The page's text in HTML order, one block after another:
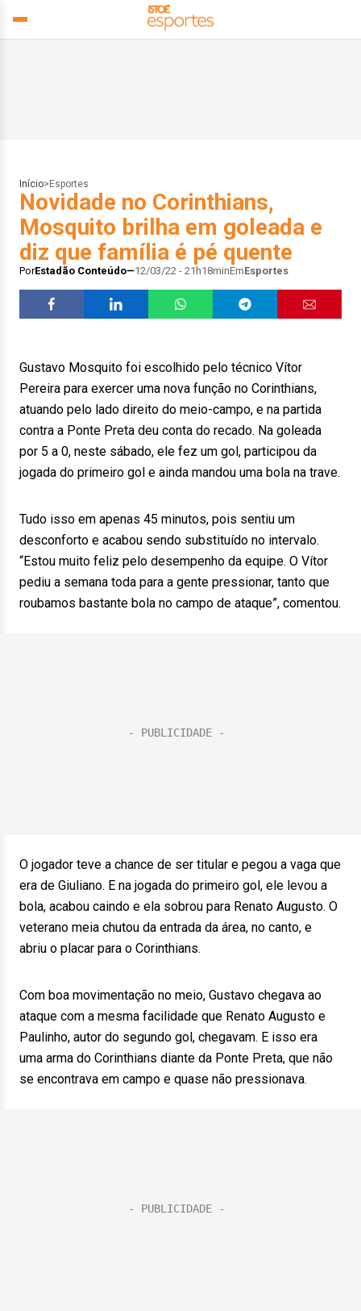
Início> Esportes
Novidade no Corinthians,
Mosquito brilha em goleada e
diz que família é pé quente
PorEstadão Conteúdo 12/03/22 - 21h18minEmEsportes
Gustavo Mosquito foi escolhido pelo técnico Vítor
Pereira para exercer uma nova função no Corinthians,
atuando pelo lado direito do meio-campo, e na partida
contra a Ponte Preta deu conta do recado. Na goleada
por 5 a 0, neste sábado, ele fez um gol, participou da
jogada do primeiro gol e ainda mandou uma bola na trave.
Tudo isso em apenas 45 minutos, pois sentiu um
desconforto e acabou sendo substituído no intervalo.
“Estou muito feliz pelo desempenho da equipe. O Vítor
pediu a semana toda para a gente pressionar, tanto que
roubamos bastante bola no campo de ataque”, comentou.
O jogador teve a chance de ser titular e pegou a vaga que
era de Giuliano. E na jogada do primeiro gol, ele levou a
bola, acabou caindo e ela sobrou para Renato Augusto. O
veterano meia chutou da entrada da área, no canto, e
abriu o placar para o Corinthians.
Com boa movimentação no meio, Gustavo chegava ao
ataque com a mesma facilidade que Renato Augusto e
Paulinho, autor do segundo gol, chegavam. E isso era
uma arma do Corinthians diante da Ponte Preta, que não
se encontrava em campo e quase não pressionava.